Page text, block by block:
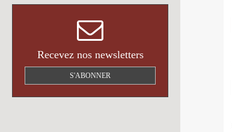
Recevez nos newsletters
S'ABONNER